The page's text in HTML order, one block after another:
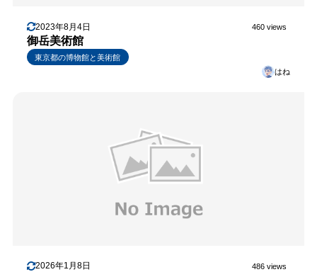
2023年8月4日 460 views
御岳美術館
東京都の博物館と美術館
はね
2026年1月8日 486 views